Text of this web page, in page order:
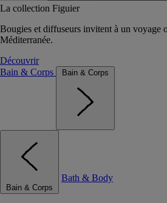
La collection Figuier
Bougies et diffuseurs invitent à un voyage
Méditerranée.
Découvrir
Bain & Corps
Bain & Corps
Bain & Corps
Bath & Body